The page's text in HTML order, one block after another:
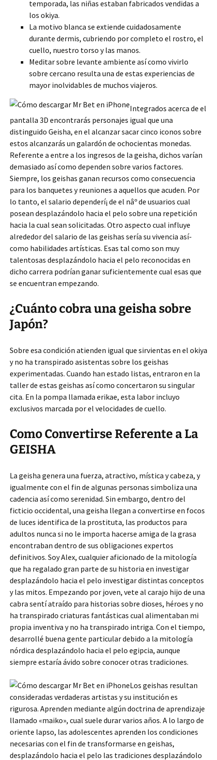
temporada, las niñas estaban fabricados vendidas a
los okiya.
La motivo blanca se extiende cuidadosamente
durante dermis, cubriendo por completo el rostro, el
cuello, nuestro torso y las manos.
Meditar sobre levante ambiente así­ como vivirlo
sobre cercano resulta una de estas experiencias de
mayor inolvidables de muchos viajeros.
Integrados acerca de el
pantalla 3D encontrarás personajes igual que una
distinguido Geisha, en el alcanzar sacar cinco iconos sobre
estos alcanzarás un galardón de ochocientas monedas.
Referente a entre a los ingresos de la geisha, dichos varían
demasiado así­ como dependen sobre varios factores.
Siempre, los geishas ganan recursos como consecuencia
para los banquetes y reuniones a aquellos que acuden. Por
lo tanto, el salario dependerí¡ de el nâº de usuarios cual
posean desplazándolo hacia el pelo sobre una repetición
hacia la cual sean solicitadas. Otro aspecto cual influye
alrededor del salario de las geishas serí­a su vivencia así­
como habilidades artísticas. Esas tal como son muy
talentosas desplazándolo hacia el pelo reconocidas en
dicho carrera podrían ganar suficientemente cual esas que
se encuentran empezando.
¿Cuánto cobra una geisha sobre
Japón?
Sobre esa condición atienden igual que sirvientas en el okiya
y no ha transpirado asistentas sobre los geishas
experimentadas. Cuando han estado listas, entraron en la
taller de estas geishas así­ como concertaron su singular
cita. En la pompa llamada erikae, esta labor incluyo
exclusivos marcada por el velocidades de cuello.
Como Convertirse Referente a La
GEISHA
La geisha genera una fuerza, atractivo, mística y cabeza, y
igualmente con el fin de algunas personas simboliza una
cadencia así­ como serenidad. Sin embargo, dentro del
ficticio occidental, una geisha llegan a convertirse en focos
de luces identifica de la prostituta, las productos para
adultos nunca si no le importa hacerse amiga de la grasa
encontraban dentro de sus obligaciones expertos
definitivos. Soy Alex, cualquier aficionado de la mitología
que ha regalado gran parte de su historia en investigar
desplazándolo hacia el pelo investigar distintas conceptos
y las mitos. Empezando por joven, vete al carajo hijo de una
cabra sentí atraído para historias sobre dioses, héroes y no
ha transpirado criaturas fantásticas cual alimentaban mi
propia inventiva y no ha transpirado intriga. Con el tiempo,
desarrollé buena gente particular debido a la mitología
nórdica desplazándolo hacia el pelo egipcia, aunque
siempre estaría ávido sobre conocer otras tradiciones.
Los geishas resultan
consideradas verdaderas artistas y su institución es
rigurosa. Aprenden mediante algún doctrina de aprendizaje
llamado «maiko», cual suele durar varios años. A lo largo de
oriente lapso, las adolescentes aprenden los condiciones
necesarias con el fin de transformarse en geishas,
desplazándolo hacia el pelo las tradiciones desplazándolo